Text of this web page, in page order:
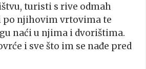
turisti s rive odmah
po njihovim vrtovima te
naći u njima i dvorištima.
i sve što im se nađe pred